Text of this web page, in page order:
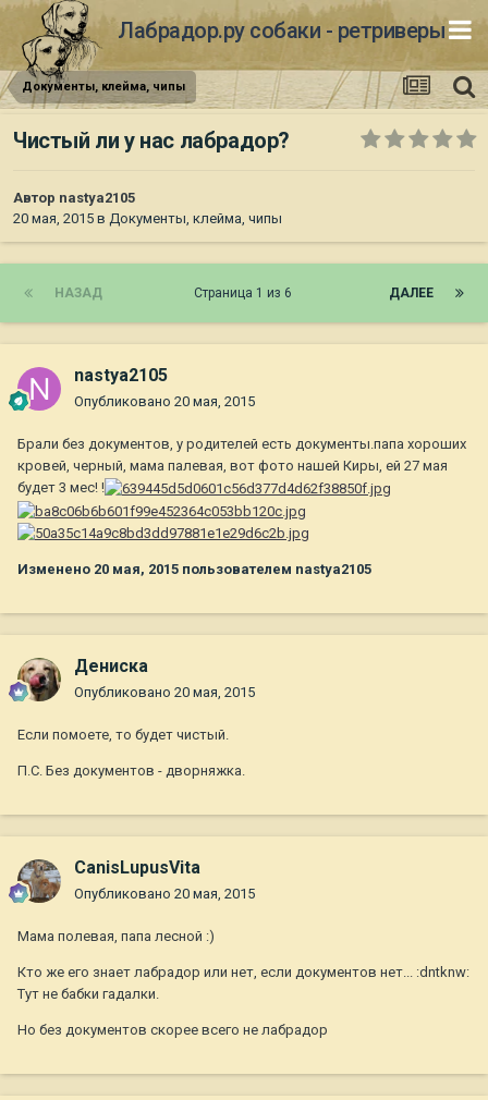
Лабрадор.ру собаки - ретриверы
Документы, клейма, чипы
Чистый ли у нас лабрадор?
Автор nastya2105
20 мая, 2015 в Документы, клейма, чипы
НАЗАД ДАЛЕЕ
Страница 1 из 6
nastya2105
Опубликовано 20 мая, 2015
Брали без документов, у родителей есть документы.папа хороших
кровей, черный, мама палевая, вот фото нашей Киры, ей 27 мая
будет 3 мес! !
Изменено 20 мая, 2015 пользователем nastya2105
Дениска
Опубликовано 20 мая, 2015
Если помоете, то будет чистый.
П.С. Без документов - дворняжка.
CanisLupusVita
Опубликовано 20 мая, 2015
Мама полевая, папа лесной :)
Кто же его знает лабрадор или нет, если документов нет... :dntknw:
Тут не бабки гадалки.
Но без документов скорее всего не лабрадор